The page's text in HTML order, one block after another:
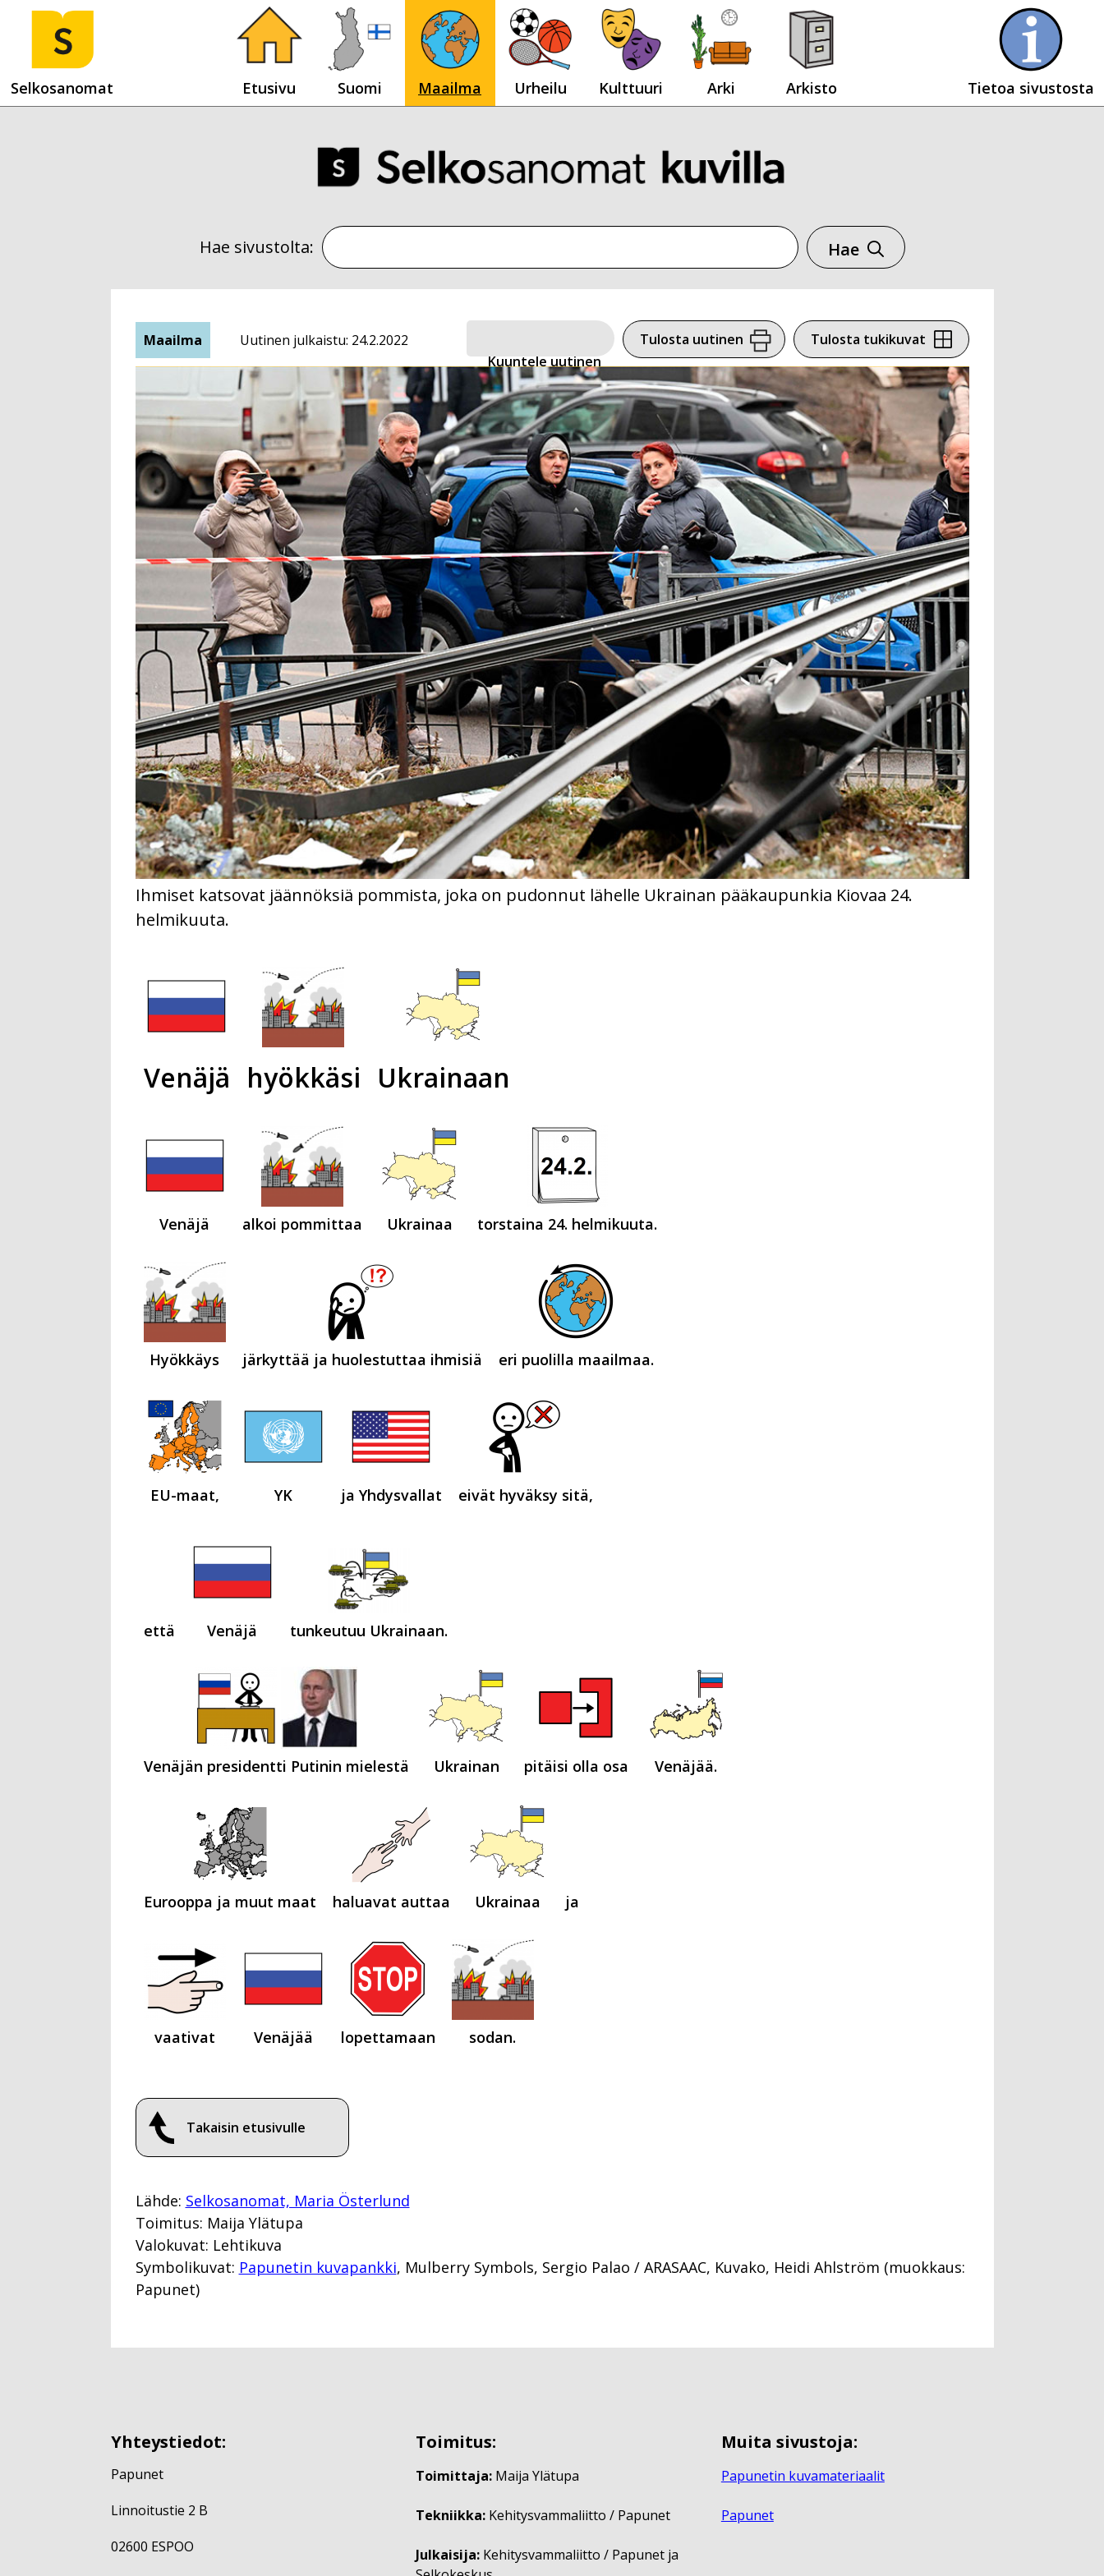
Selkosanomat Etusivu Suomi Maailma Urheilu Kulttuuri Arki Arkisto Tietoa sivustosta
Hae sivustolta: Hae
Maailma
Uutinen julkaistu: 24.2.2022
Kuuntele uutinen
Tulosta uutinen Tulosta tukikuvat
Venäjä hyökkäsi Ukrainaan
Ihmiset katsovat jäännöksiä pommista, joka on pudonnut lähelle Ukrainan pääkaupunkia Kiovaa 24.
helmikuuta.
Venäjä alkoi pommittaa Ukrainaa torstaina 24. helmikuuta.
Hyökkäys järkyttää ja huolestuttaa ihmisiä eri puolilla maailmaa.
EU-maat, YK ja Yhdysvallat eivät hyväksy sitä,
että Venäjä tunkeutuu Ukrainaan.
Venäjän presidentti Putinin mielestä Ukrainan pitäisi olla osa Venäjää.
Eurooppa ja muut maat haluavat auttaa Ukrainaa ja
vaativat Venäjää lopettamaan sodan.
Takaisin etusivulle
Lähde: Selkosanomat, Maria Österlund
Toimitus: Maija Ylätupa
Valokuvat: Lehtikuva
Symbolikuvat: Papunetin kuvapankki, Mulberry Symbols, Sergio Palao / ARASAAC, Kuvako, Heidi Ahlström (muokkaus:
Papunet)
Yhteystiedot:
Papunet
Linnoitustie 2 B
02600 ESPOO
Toimitus:
Toimittaja: Maija Ylätupa
Tekniikka: Kehitysvammaliitto / Papunet
Julkaisija: Kehitysvammaliitto / Papunet ja
Muita sivustoja:
Papunetin kuvamateriaalit
Papunet